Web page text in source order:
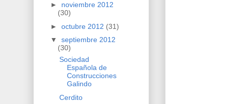
► noviembre 2012
(30)
► octubre 2012 (31)
▼ septiembre 2012
(30)
Sociedad
Española de
Construcciones
Galindo
Cerdito